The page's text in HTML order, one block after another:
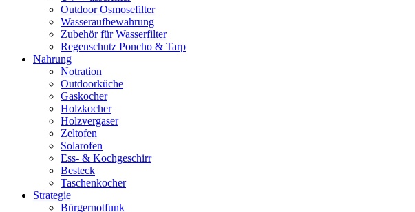
Outdoor Osmosefilter
Wasseraufbewahrung
Zubehör für Wasserfilter
Regenschutz Poncho & Tarp
Nahrung
Notration
Outdoorküche
Gaskocher
Holzkocher
Holzvergaser
Zeltofen
Solarofen
Ess- & Kochgeschirr
Besteck
Taschenkocher
Strategie
Bürgernotfunk